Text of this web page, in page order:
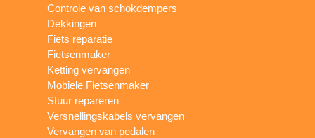
Controle van schokdempers
Dekkingen
Fiets reparatie
Fietsenmaker
Ketting vervangen
Mobiele Fietsenmaker
Stuur repareren
Versnellingskabels vervangen
Vervangen van pedalen